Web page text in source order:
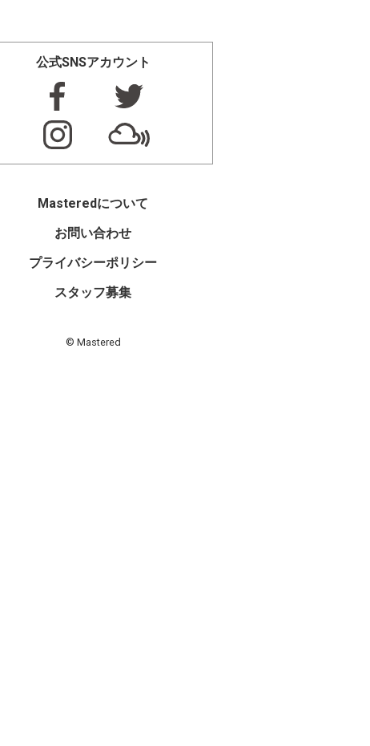
公式SNSアカウント
Masteredについて
お問い合わせ
プライバシーポリシー
スタッフ募集
© Mastered